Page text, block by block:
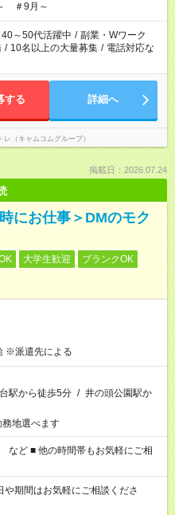
＃9月～
40～50代活躍中 / 副業・Wワーク
/ 10名以上の大量募集 / 電話対応な
する 詳細へ
レ（キャムコムグループ）
掲載日：2026.07.24
にお仕事＞DMのモク
大学生歓迎
ブランクOK
※派遣先による
駅から徒歩5分 / 井の頭公園駅か
地選べます
軽にご相
期間はお気軽にご相談くださ